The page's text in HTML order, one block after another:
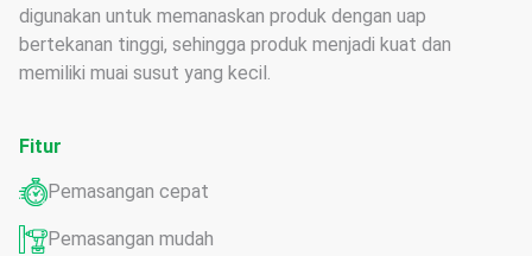
digunakan untuk memanaskan produk dengan uap
bertekanan tinggi, sehingga produk menjadi kuat dan
memiliki muai susut yang kecil.
Fitur
Pemasangan cepat
Pemasangan mudah